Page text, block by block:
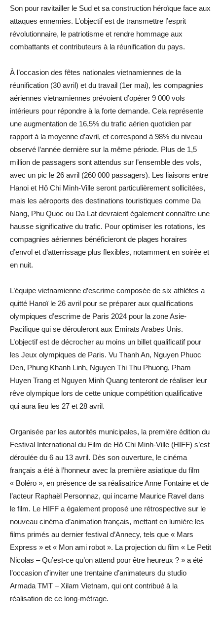
Son pour ravitailler le Sud et sa construction héroïque face aux
attaques ennemies. L’objectif est de transmettre l’esprit
révolutionnaire, le patriotisme et rendre hommage aux
combattants et contributeurs à la réunification du pays.
À l’occasion des fêtes nationales vietnamiennes de la
réunification (30 avril) et du travail (1er mai), les compagnies
aériennes vietnamiennes prévoient d’opérer 9 000 vols
intérieurs pour répondre à la forte demande. Cela représente
une augmentation de 16,5% du trafic aérien quotidien par
rapport à la moyenne d’avril, et correspond à 98% du niveau
observé l’année dernière sur la même période. Plus de 1,5
million de passagers sont attendus sur l’ensemble des vols,
avec un pic le 26 avril (260 000 passagers). Les liaisons entre
Hanoi et Hô Chi Minh-Ville seront particulièrement sollicitées,
mais les aéroports des destinations touristiques comme Da
Nang, Phu Quoc ou Da Lat devraient également connaître une
hausse significative du trafic. Pour optimiser les rotations, les
compagnies aériennes bénéficieront de plages horaires
d’envol et d’atterrissage plus flexibles, notamment en soirée et
en nuit.
L’équipe vietnamienne d’escrime composée de six athlètes a
quitté Hanoï le 26 avril pour se préparer aux qualifications
olympiques d’escrime de Paris 2024 pour la zone Asie-
Pacifique qui se dérouleront aux Emirats Arabes Unis.
L’objectif est de décrocher au moins un billet qualificatif pour
les Jeux olympiques de Paris. Vu Thanh An, Nguyen Phuoc
Den, Phung Khanh Linh, Nguyen Thi Thu Phuong, Pham
Huyen Trang et Nguyen Minh Quang tenteront de réaliser leur
rêve olympique lors de cette unique compétition qualificative
qui aura lieu les 27 et 28 avril.
Organisée par les autorités municipales, la première édition du
Festival International du Film de Hô Chi Minh-Ville (HIFF) s’est
déroulée du 6 au 13 avril. Dès son ouverture, le cinéma
français a été à l’honneur avec la première asiatique du film
« Boléro », en présence de sa réalisatrice Anne Fontaine et de
l’acteur Raphaël Personnaz, qui incarne Maurice Ravel dans
le film. Le HIFF a également proposé une rétrospective sur le
nouveau cinéma d’animation français, mettant en lumière les
films primés au dernier festival d’Annecy, tels que « Mars
Express » et « Mon ami robot ». La projection du film « Le Petit
Nicolas – Qu’est-ce qu’on attend pour être heureux ? » a été
l’occasion d’inviter une trentaine d’animateurs du studio
Armada TMT – Xilam Vietnam, qui ont contribué à la
réalisation de ce long-métrage.